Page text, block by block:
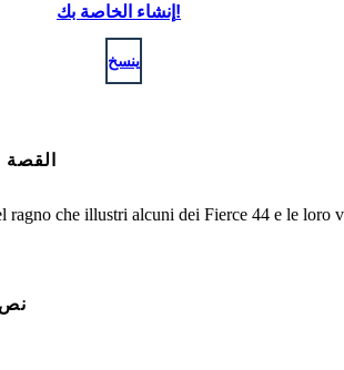
إنشاء الخاصة بك!
ينسخ
ragno che illustri alcuni dei Fierce 44 e le loro
نص